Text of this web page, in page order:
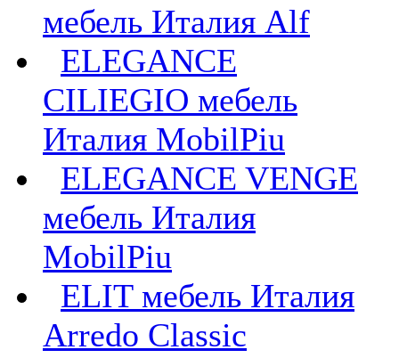
мебель Италия Alf
ELEGANCE
CILIEGIO мебель
Италия MobilPiu
ELEGANCE VENGE
мебель Италия
MobilPiu
ELIT мебель Италия
Arredo Classic